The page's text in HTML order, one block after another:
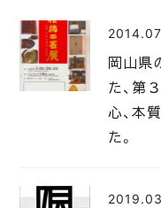
岡山県
た、第
心、本
た。